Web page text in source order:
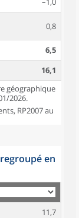
0,8
6,5
16,1
géographique
2026.
RP2007 au
en
11,7